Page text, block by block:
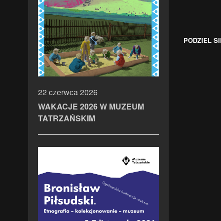
PODZIEL
22 czerwca 2026
WAKACJE 2026 W MUZEUM
TATRZAŃSKIM